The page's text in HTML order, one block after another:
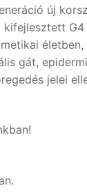
új
kifejlesztett
életben,
gát,
jelei